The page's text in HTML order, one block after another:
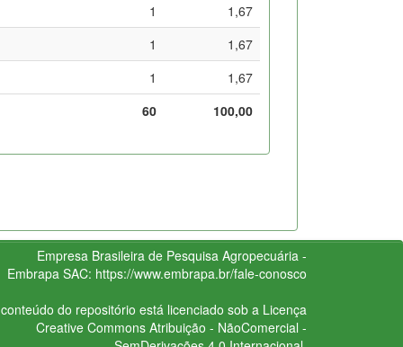
1
1,67
1
1,67
1
1,67
60
100,00
Empresa Brasileira de Pesquisa Agropecuária -
Embrapa SAC: https://www.embrapa.br/fale-conosco
do repositório está licenciado sob a Licença
Creative CommonsAtribuição - NãoComercial -